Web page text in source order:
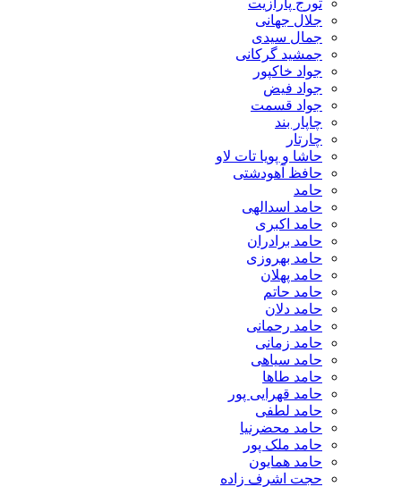
تورج پارازیت
جلال جهانی
جمال سیدی
جمشید گرکانی
جواد خاکپور
جواد فیض
جواد قسمت
چاپار بند
چارتار
حاشا و پویا تات لاو
حافظ آهودشتی
حامد
حامد اسدالهی
حامد اکبری
حامد برادران
حامد بهروزی
حامد پهلان
حامد حاتم
حامد دلان
حامد رحمانی
حامد زمانی
حامد سیاهی
حامد طاها
حامد قهرایی پور
حامد لطفی
حامد محضرنیا
حامد ملک پور
حامد همایون
حجت اشرف زاده